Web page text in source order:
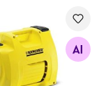
BP 5
Otsi sarnaseid